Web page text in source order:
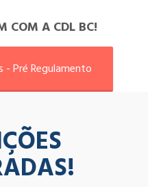
COM A CDL BC!
- Pré Regulamento